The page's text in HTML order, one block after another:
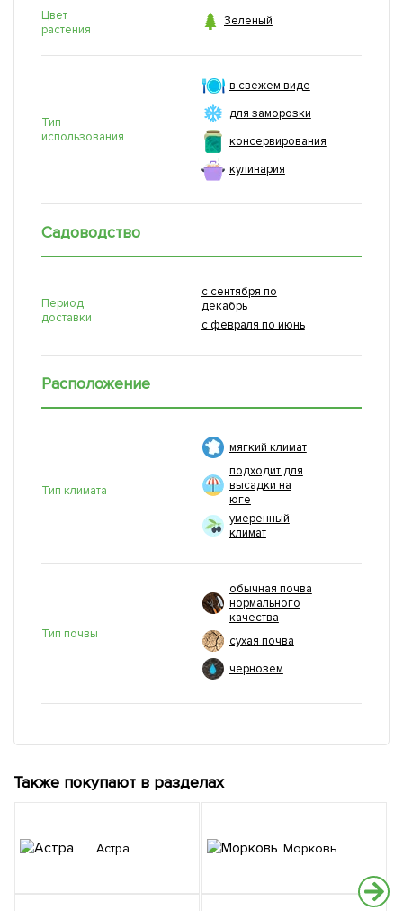
Цвет
растения
 Зеленый
Тип
использования
в свежем виде
для заморозки
консервирования
кулинария
Садоводство
Период
доставки
с сентября по
декабрь
с февраля по июнь
Расположение
Тип климата
мягкий климат
подходит для
высадки на
юге
умеренный
климат
Тип почвы
обычная почва
нормального
качества
сухая почва
чернозем
Также покупают в разделах
Астра Морковь